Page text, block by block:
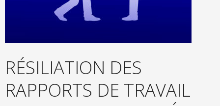
RÉSILIATION DES
RAPPORTS DE TRAVAIL